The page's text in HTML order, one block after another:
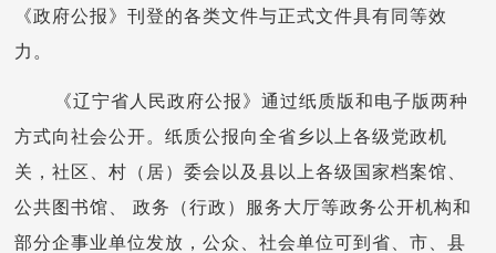
《政府公报》刊登的各类文件与正式文件具有同等效
力。
《辽宁省人民政府公报》通过纸质版和电子版两种
方式向社会公开。纸质公报向全省乡以上各级党政机
关，社区、村（居）委会以及县以上各级国家档案馆、
公共图书馆、 政务（行政）服务大厅等政务公开机构和
部分企事业单位发放，公众、社会单位可到省、市、县